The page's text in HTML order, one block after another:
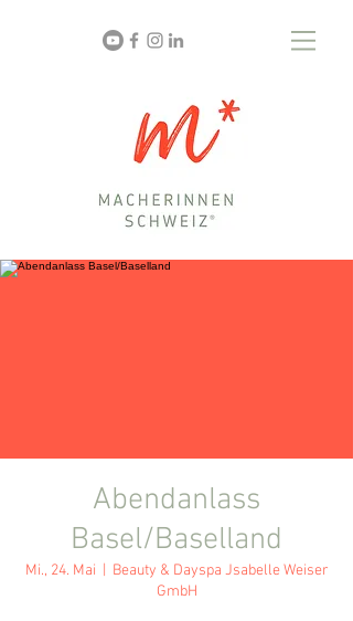
Abendanlass
Basel/Baselland
Mi., 24. Mai
Beauty & Dayspa Jsabelle Weiser
GmbH